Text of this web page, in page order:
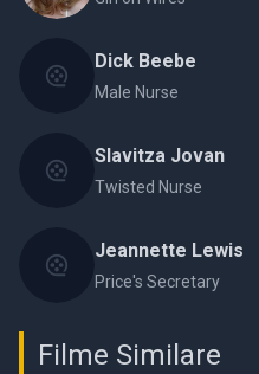
Dick Beebe
Male Nurse
Slavitza Jovan
Twisted Nurse
Jeannette Lewis
Price's Secretary
Filme Similare